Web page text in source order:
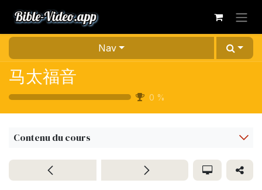
Nav
马太福音
0 %
Contenu du cours